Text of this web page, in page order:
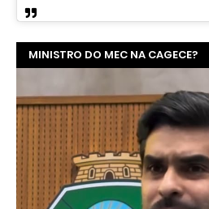
MINISTRO DO MEC NA CAGECE?